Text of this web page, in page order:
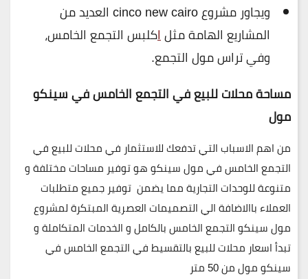
ويجاور مشروع cinco new cairo العديد من
المشاريع الهامة مثلاكلبس التجمع الخامس،
وفي تراس مول التجمع.
مساحة محلات للبيع في التجمع الخامس في سينكو
مول
من اهم الاسباب التي تدفعك للاستثمار في محلات للبيع في
التجمع الخامس في مول سينكو هو توفير مساحات مختلفة و
متنوعة للوحدات التجارية مما يضمن توفير جميع متطلبات
العملاء باالاضافة الي التصميمات العصرية المبتكرة لمشروع
مول سينكو التجمع الخامس بالكامل و الخدمات المتكاملة و
تبدأ اسعار محلات للبيع بالتقسيط في التجمع الخامس في
سينكو مول من50متر